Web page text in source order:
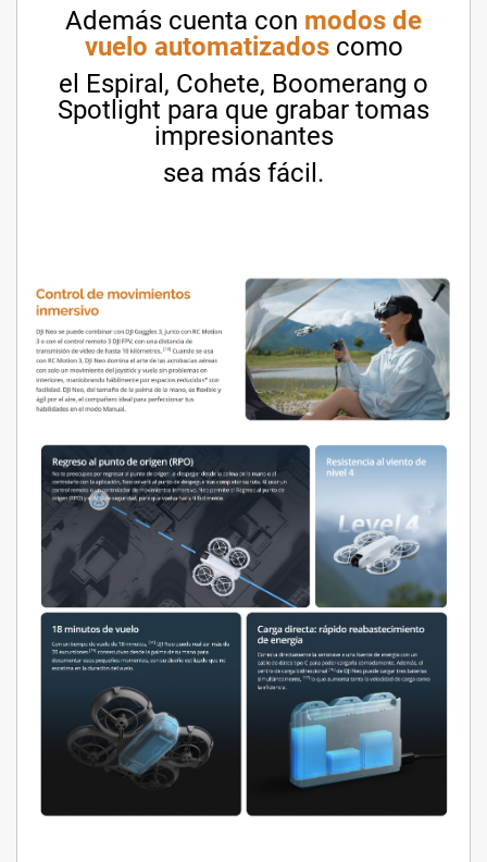
Además cuenta con modos de
vuelo automatizadoscomo
el Espiral, Cohete, Boomerang o
Spotlight para que grabar tomas
impresionantes
sea más fácil.